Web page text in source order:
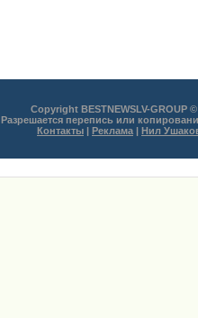
Copyright BESTNEWSLV-GROUP
Разрешается перепись или
Контакты | Реклама | Нил